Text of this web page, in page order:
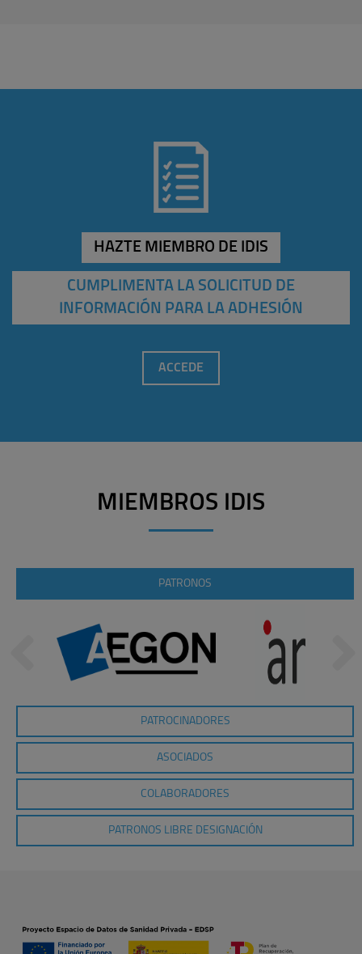
HAZTE MIEMBRO DE IDIS
CUMPLIMENTA LA SOLICITUD DE
INFORMACIÓN PARA LA ADHESIÓN
ACCEDE
MIEMBROS IDIS
PATRONOS
PATROCINADORES
ASOCIADOS
COLABORADORES
PATRONOS LIBRE DESIGNACIÓN